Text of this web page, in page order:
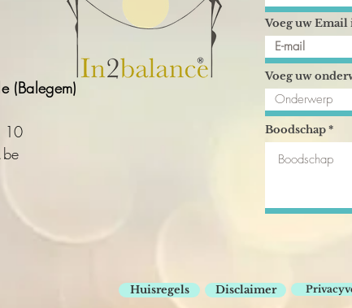
(Balegem)
10
Voeg uw Email
Voeg uw
Boodschap
Huisregels Disclaimer